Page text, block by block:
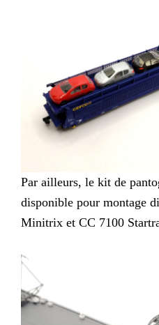
Par ailleurs, le kit de
disponible pour montage
Minitrix et CC 7100